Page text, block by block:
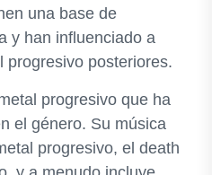
una base de
y han influenciado a
progresivo posteriores.
progresivo que ha
el género. Su música
progresivo, el death